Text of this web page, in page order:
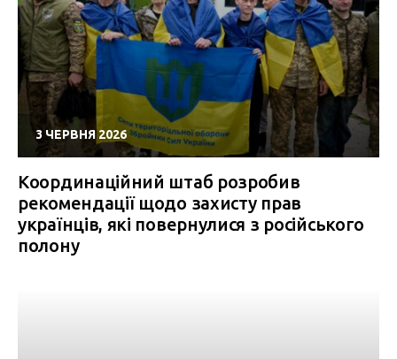
3 ЧЕРВНЯ 2026
Координаційний штаб розробив
рекомендації щодо захисту прав
українців, які повернулися з російського
полону